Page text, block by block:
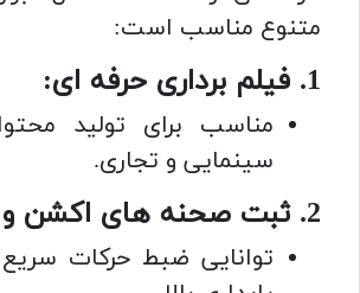
متنوع مناسب است:
1. فیلم برداری حرفه ای:
مناسب برای تولید
سینمایی و تجاری.
2. ثبت صحنه های اکشن و ورزشی:
توانایی ضبط حرکات